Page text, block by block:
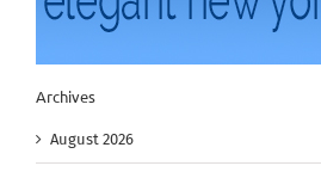
Archives
August 2026